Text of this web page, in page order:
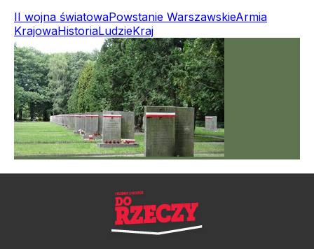
II wojna światowaPowstanie WarszawskieArmia
KrajowaHistoriaLudzieKraj